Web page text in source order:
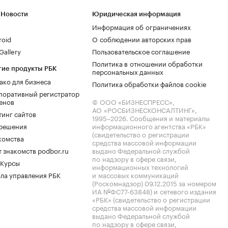
продукты РБК
для бизнеса
регистратор
сайтов
знакомств podbor.ru
управления РБК
Юридическая информация
Информация об ограничениях
О соблюдении авторских прав
Пользовательское соглашение
Политика в отношении обработки
персональных данных
Политика обработки файлов cookie
© ООО «БИЗНЕСПРЕСС»,
АО «РОСБИЗНЕСКОНСАЛТИНГ»,
1995–2026. Сообщения и материалы
информационного агентства «РБК»
(свидетельство о регистрации
средства массовой информации
выдано Федеральной службой
по надзору в сфере связи,
информационных технологий
и массовых коммуникаций
(Роскомнадзор) 09.12.2015 за номером
ИА №ФС77-63848) и сетевого издания
«РБК» (свидетельство о регистрации
средства массовой информации
выдано Федеральной службой
по надзору в сфере связи,